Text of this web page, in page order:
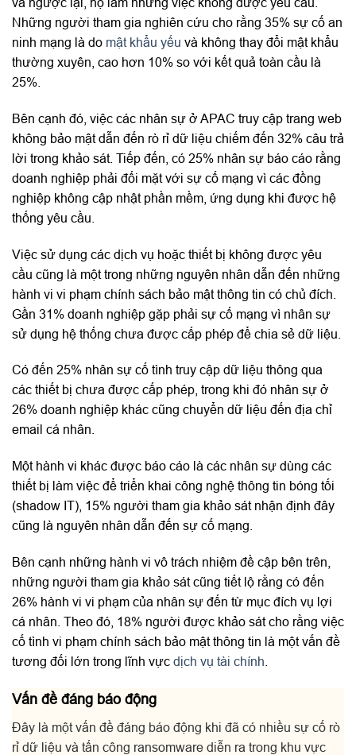
Những người tham gia nghiên cứu cho rằng 35% sự cố an
ninh mạng là do mật khẩu yếu và không thay đổi mật khẩu
thường xuyên, cao hơn 10% so với kết quả toàn cầu là
25%.
Bên cạnh đó, việc các nhân sự ở APAC truy cập trang web
không bảo mật dẫn đến rò rỉ dữ liệu chiếm đến 32% câu trả
lời trong khảo sát. Tiếp đến, có 25% nhân sự báo cáo rằng
doanh nghiệp phải đối mặt với sự cố mạng vì các đồng
nghiệp không cập nhật phần mềm, ứng dụng khi được hệ
thống yêu cầu.
Việc sử dụng các dịch vụ hoặc thiết bị không được yêu
cầu cũng là một trong những nguyên nhân dẫn đến những
hành vi vi phạm chính sách bảo mật thông tin có chủ đích.
Gần 31% doanh nghiệp gặp phải sự cố mạng vì nhân sự
sử dụng hệ thống chưa được cấp phép để chia sẻ dữ liệu.
Có đến 25% nhân sự cố tình truy cập dữ liệu thông qua
các thiết bị chưa được cấp phép, trong khi đó nhân sự ở
26% doanh nghiệp khác cũng chuyển dữ liệu đến địa chỉ
email cá nhân.
Một hành vi khác được báo cáo là các nhân sự dùng các
thiết bị làm việc để triển khai công nghệ thông tin bóng tối
(shadow IT), 15% người tham gia khảo sát nhận định đây
cũng là nguyên nhân dẫn đến sự cố mạng.
Bên cạnh những hành vi vô trách nhiệm đề cập bên trên,
những người tham gia khảo sát cũng tiết lộ rằng có đến
26% hành vi vi phạm của nhân sự đến từ mục đích vụ lợi
cá nhân. Theo đó, 18% người được khảo sát cho rằng việc
cố tình vi phạm chính sách bảo mật thông tin là một vấn đề
tương đối lớn trong lĩnh vực dịch vụ tài chính
Vấn đề đáng báo động
Đây là một vấn đề đáng báo động khi đã có nhiều sự cố rò
rỉ dữ liệu và tấn công ransomware diễn ra trong khu vực